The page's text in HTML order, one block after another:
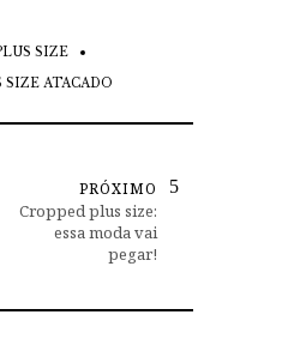
SIZE
SIZE ATACADO
PRÓXIMO
Cropped plus size:
essa moda vai
pegar!